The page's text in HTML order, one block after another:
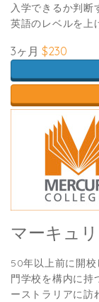
入学できるか判断
英語のレベルを上
3ヶ月 $230
マーキュ
50年以上前に開
門学校を構内に持
ーストラリアに訪